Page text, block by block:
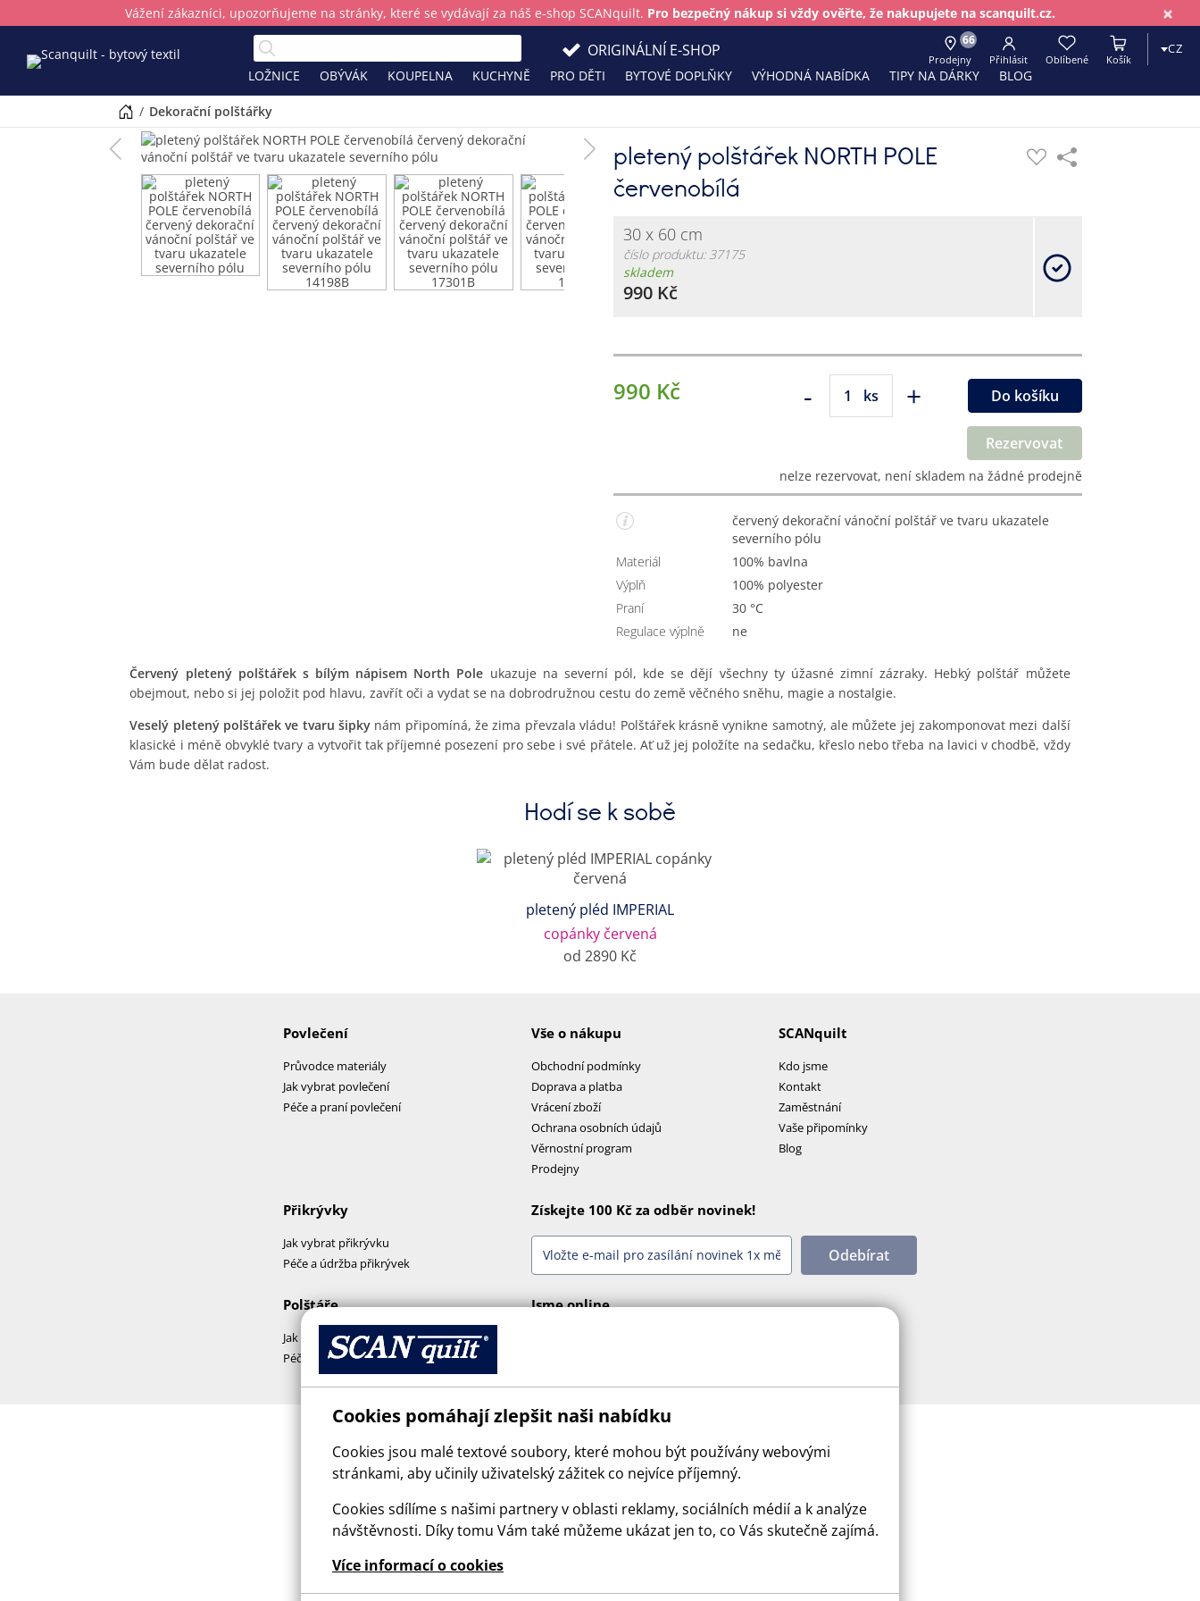
×
Vážení zákazníci, upozorňujeme na stránky, které se vydávají za náš e-shop SCANquilt. Pro bezpečný nákup si vždy ověřte, že nakupujete na scanquilt.cz.
LOŽNICE OBÝVÁK KOUPELNA KUCHYNĚ PRO DĚTI BYTOVÉ DOPLŇKY VÝHODNÁ NABÍDKA TIPY NA DÁRKY BLOG
66
Prodejny Přihlásit Oblíbené Košík
CZ
ORIGINÁLNÍ E-SHOP
/ dekorační polštářky
pletený polštářek NORTH POLE
červenobílá
30 x 60 cm
číslo produktu: 37175
skladem
990 Kč
990 Kč - ks + Do košíku
Rezervovat
nelze rezervovat, není skladem na žádné prodejně
červený dekorační vánoční polštář ve tvaru ukazatele
severního pólu
Materiál
100% bavlna
Výplň
100% polyester
Praní
30 °C
Regulace výplně
Ne
Červený pletený polštářek s bílým nápisem North Pole ukazuje na severní pól, kde se dějí všechny ty úžasné zimní zázraky. Hebký polštář můžete
obejmout, nebo si jej položit pod hlavu, zavřít oči a vydat se na dobrodružnou cestu do země věčného sněhu, magie a nostalgie.
Veselý pletený polštářek ve tvaru šipky nám připomíná, že zima převzala vládu! Polštářek krásně vynikne samotný, ale můžete jej zakomponovat mezi další
klasické i méně obvyklé tvary a vytvořit tak příjemné posezení pro sebe i své přátele. Ať už jej položíte na sedačku, křeslo nebo třeba na lavici v chodbě, vždy
Vám bude dělat radost.
Hodí se k sobě
pletený pléd IMPERIAL
copánky červená
od 2890 Kč
Povlečení
Průvodce materiály
Jak vybrat povlečení
Péče a praní povlečení
Vše o nákupu
Obchodní podmínky
Doprava a platba
Vrácení zboží
Ochrana osobních údajů
Věrnostní program
Prodejny
SCANquilt
Kdo jsme
Kontakt
Zaměstnání
Vaše připomínky
Blog
Přikrývky
Jak vybrat přikrývku
Péče a údržba přikrývek
Polštáře
Jak vybrat polštář
Péče a praní polštářů
Získejte 100 Kč za odběr novinek!
Odebírat
Jsme online
© 2026 SCANquilt - všechna práva vyhrazena
This site is protected by reCAPTCHA and the Google
Cookies pomáhají zlepšit naši nabídku
Cookies jsou malé textové soubory, které mohou být používány webovými
stránkami, aby učinily uživatelský zážitek co nejvíce příjemný.
Cookies sdílíme s našimi partnery v oblasti reklamy, sociálních médií a k analýze
návštěvnosti. Díky tomu Vám také můžeme ukázat jen to, co Vás skutečně zajímá.
Více informací o cookies